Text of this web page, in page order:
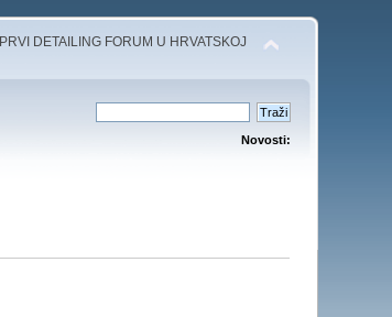
PRVI DETAILING FORUM U HRVATSKOJ
Novosti: